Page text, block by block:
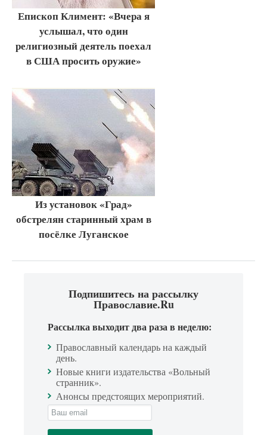
Епископ Климент: «Вчера я
услышал, что один
религиозный деятель поехал
в США просить оружие»
Из установок «Град»
обстрелян старинный храм в
посёлке Луганское
Подпишитесь на рассылку
Православие.Ru
Рассылка выходит два раза в неделю:
Православный календарь на каждый
день.
Новые книги издательства «Вольный
странник».
Анонсы предстоящих мероприятий.